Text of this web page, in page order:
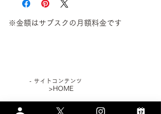
※金額はサブスクの月額料金です
​- サイトコンテンツ
>HOME
>WHAT's AYAME？